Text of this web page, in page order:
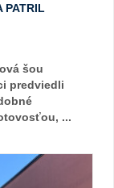
PATRIL
šou
predviedli
...